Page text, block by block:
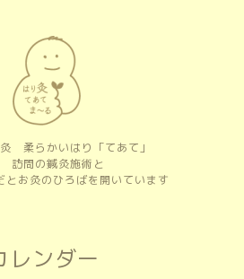
柔らかいはり「てあて」
問の鍼灸施術と
お灸のひろばを開いています
レンダー